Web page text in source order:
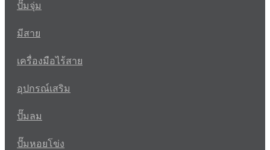
ปั๊มจุ่ม
มีสาย
เครื่องมือไร้สาย
อุปกรณ์เสริม
ปั๊มลม
ปั๊มหอยโข่ง